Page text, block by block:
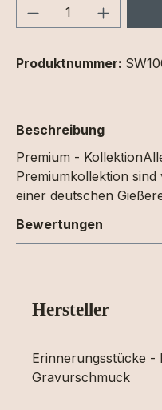
Produkt
Produktnummer:
Beschreibung
Premium -
Premiumkollektion
einer deutschen
Bewertungen
Hersteller
Erinnerungsstücke
Gravurschmuck